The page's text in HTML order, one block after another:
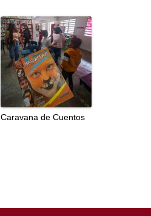
Caravana de Cuentos